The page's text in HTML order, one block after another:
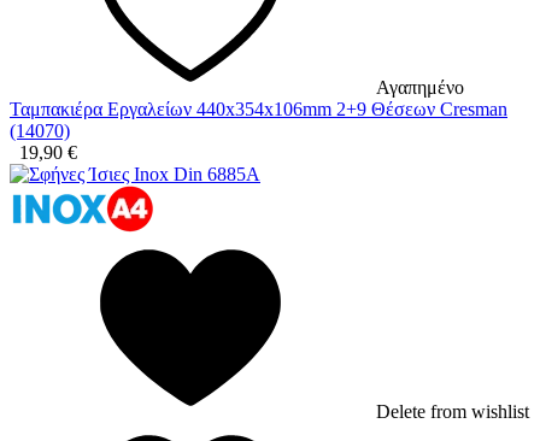
Αγαπημένο
Ταμπακιέρα Εργαλείων 440x354x106mm 2+9 Θέσεων Cresman
(14070)
19,90 €
Delete from wishlist